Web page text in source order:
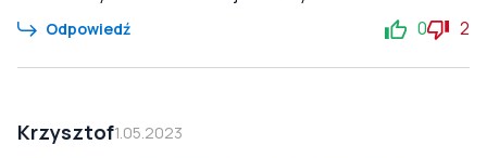
Odpowiedź 0 2
Krzysztof1.05.2023